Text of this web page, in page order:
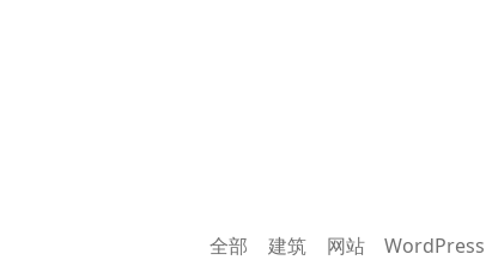
全部
建筑 网站 WordPress